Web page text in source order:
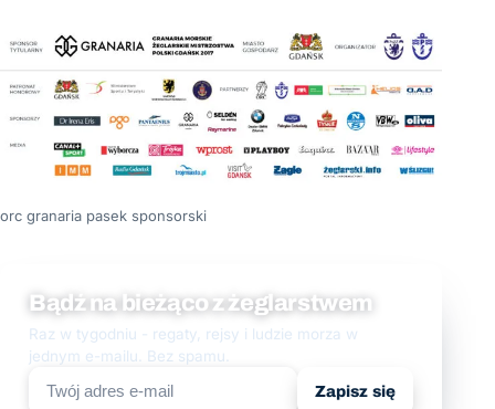
orc granaria pasek sponsorski
Bądź na bieżąco z żeglarstwem
Raz w tygodniu - regaty, rejsy i ludzie morza w
jednym e-mailu. Bez spamu.
Zapisz się